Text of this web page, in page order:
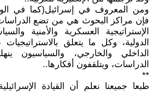
ومن المعروف في إسرائيل(كما في
فإن مراكز البحوث هي من تضع
الإستراتيجية العسكرية والأمنية
الدولية، وكل ما يتعلق
الداخلي والخارجي، والسياسيون
الدراسات، ويتلقفون أفكارها..
**
طبعا جميعنا نعلم أن القيادة